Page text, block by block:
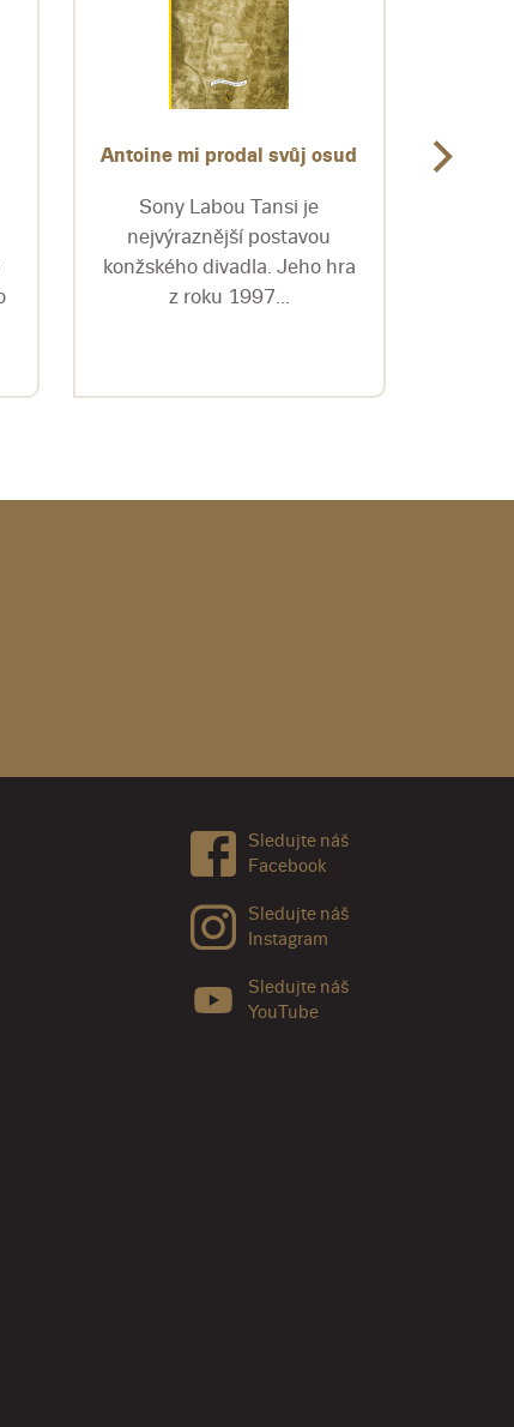
Antoine mi prodal svůj osud
Sony Labou Tansi je
nejvýraznější postavou
konžského divadla. Jeho hra
z roku 1997...
Sledujte náš
Facebook
Sledujte náš
Instagram
Sledujte náš
YouTube